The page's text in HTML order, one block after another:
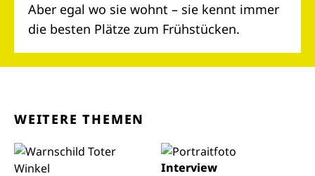
Aber egal wo sie wohnt – sie kennt immer
die besten Plätze zum Frühstücken.
WEITERE THEMEN
Interview